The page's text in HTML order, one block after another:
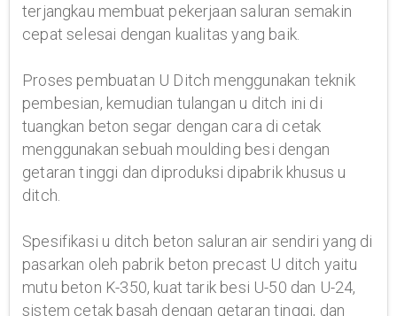
terjangkau membuat pekerjaan saluran semakin
cepat selesai dengan kualitas yang baik.
Proses pembuatan U Ditch menggunakan teknik
pembesian, kemudian tulangan u ditch ini di
tuangkan beton segar dengan cara di cetak
menggunakan sebuah moulding besi dengan
getaran tinggi dan diproduksi dipabrik khusus u
ditch.
Spesifikasi u ditch beton saluran air sendiri yang di
pasarkan oleh pabrik beton precast U ditch yaitu
mutu beton K-350, kuat tarik besi U-50 dan U-24,
sistem cetak basah dengan getaran tinggi, dan